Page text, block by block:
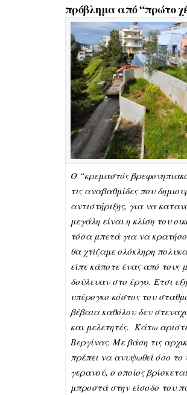
πρόβλημα από “πρώτο
Ο “κρεμαστός
τις αναβαθμίδες που
αντιστήριξης, για να
μεγάλη είναι η κλίση του
τόσα μπετά για να
θα χτίζαμε ολόκληρη
είπε κάποτε ένας από τους
δούλευαν στο έργο. Έτσι
υπέρογκο κόστος του
βέβαια καθόλου δεν
και μελετητές. Κάτω
Βεργίνας. Με βάση τις
πρέπει να ανυψωθεί όσο το
γερανού, ο οποίος
μπροστά στην είσοδο του